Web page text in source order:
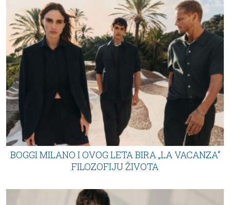
BOGGI MILANO I OVOG LETA BIRA „LA VACANZA“
FILOZOFIJU ŽIVOTA